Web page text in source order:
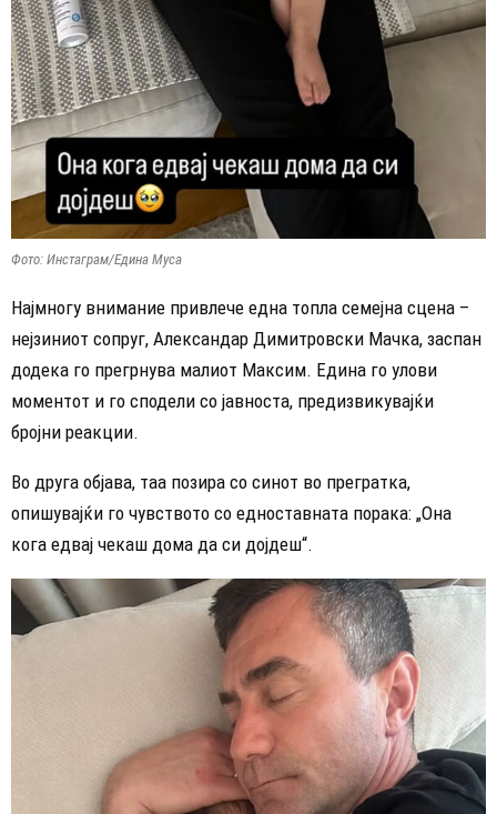
Фото: Инстаграм/Едина Муса
Најмногу внимание привлече една топла семејна сцена –
нејзиниот сопруг, Александар Димитровски Мачка, заспан
додека го прегрнува малиот Максим. Едина го улови
моментот и го сподели со јавноста, предизвикувајќи
бројни реакции.
Во друга објава, таа позира со синот во прегратка,
опишувајќи го чувството со едноставната порака: „Она
кога едвај чекаш дома да си дојдеш“.